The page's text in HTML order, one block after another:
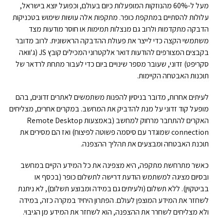
מעל ל-60% מהנוזקות המופעלות כיום בעולם, וכפועל יוצא בישראל,
עלולות להסתיים במתקפת כופר. מתקפות אלה עושות שימוש בטכניקות
הדבקה מתקדמות ולרוב גם מנצלות תמימות או חוסר מודעות מצד
משתמשי הקצה כדי לייצר את פעולת ההדבקה הראשונית. לרוב מדובר
בקבצים המצורפים להודעות דואר אלקטרוני המכילים קובץ JS (ג'וואה
סקריפט) זדוני, שעובר מספר שינויים ביום כדי לעבור מתחת לרדאר של
תוכנות האבטחה הקיימות.
לעיתים אחרות, מדובר בניסיון להפנות משתמשים לאתרים זדונים, בהם
מופעל קוד זדוני על מנת להדביק את המחשב. במקרים אחרים, מצליחים
האקרים להתחבר מרחוק למחשב (באמצעות Remote Desktop
connection שמוגדר עם סיסמה פשוטה לפיצוח) ואז הם מסירים את
תוכנת האבטחה ומבצעים את תהליך ההצפנה.
כאשר מתרחשת מתקפה, היא מצפינה את כל המידע הקיים במחשב
ובסיום מציגה למשתמש הודעת דרישה לתשלום כופר (בכסף או
בביטקוין). ללא תשלום (ולעיתים גם במידה ומבוצע תשלום), לא ניתנת
לשחזר את המידע המוצפן לעולם. הפתרון היחיד במקרה כזה, במידה
ולא מצליחים לשחרר את ההצפנה, הוא לשחזר את המידע מן הגיבוי.